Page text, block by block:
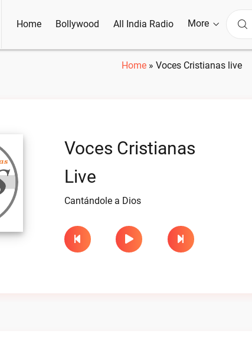
Home Bollywood All India Radio More
Home » Voces Cristianas live
Voces Cristianas
Live
Cantándole a Dios